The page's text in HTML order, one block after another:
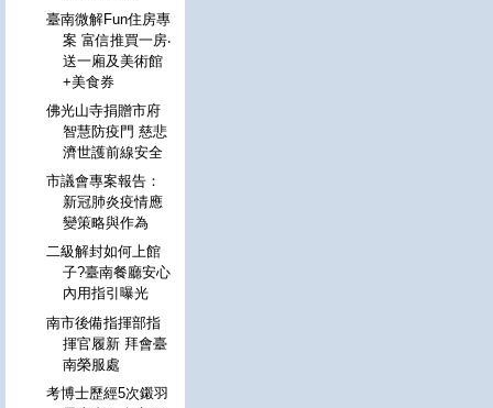
臺南微解Fun住房專
案 富信推買一房‧
送一廂及美術館
+美食券
佛光山寺捐贈市府
智慧防疫門 慈悲
濟世護前線安全
市議會專案報告：
新冠肺炎疫情應
變策略與作為
二級解封如何上館
子?臺南餐廳安心
內用指引曝光
南市後備指揮部指
揮官履新 拜會臺
南榮服處
考博士歷經5次鎩羽